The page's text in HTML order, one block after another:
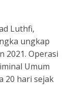
Luthfi,
ungkap
2021. Operasi
Umum
20 hari sejak